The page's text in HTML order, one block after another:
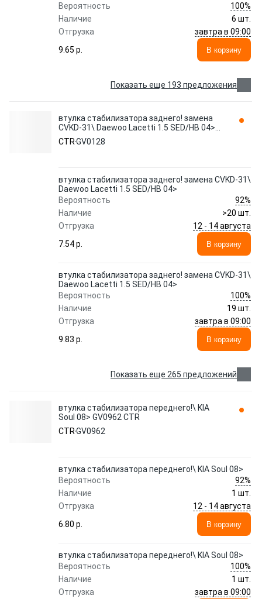
Вероятность
100%
Наличие
6 шт.
Отгрузка
завтра в 09:00
9.65 p.
В корзину
Показать еще 193 предложения
втулка стабилизатора заднего! замена
CVKD-31\ Daewoo Lacetti 1.5 SED/HB 04>
GV0128 CTR
CTRGV0128
втулка стабилизатора заднего! замена CVKD-31\
Daewoo Lacetti 1.5 SED/HB 04>
Вероятность
92%
Наличие
>20 шт.
Отгрузка
12 - 14 августа
7.54 p.
В корзину
втулка стабилизатора заднего! замена CVKD-31\
Daewoo Lacetti 1.5 SED/HB 04>
Вероятность
100%
Наличие
19 шт.
Отгрузка
завтра в 09:00
9.83 p.
В корзину
Показать еще 265 предложений
втулка стабилизатора переднего!\ KIA
Soul 08> GV0962 CTR
CTRGV0962
втулка стабилизатора переднего!\ KIA Soul 08>
Вероятность
92%
Наличие
1 шт.
Отгрузка
12 - 14 августа
6.80 p.
В корзину
втулка стабилизатора переднего!\ KIA Soul 08>
Вероятность
100%
Наличие
1 шт.
Отгрузка
завтра в 09:00